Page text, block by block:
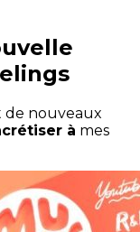
de nouveaux
à mes